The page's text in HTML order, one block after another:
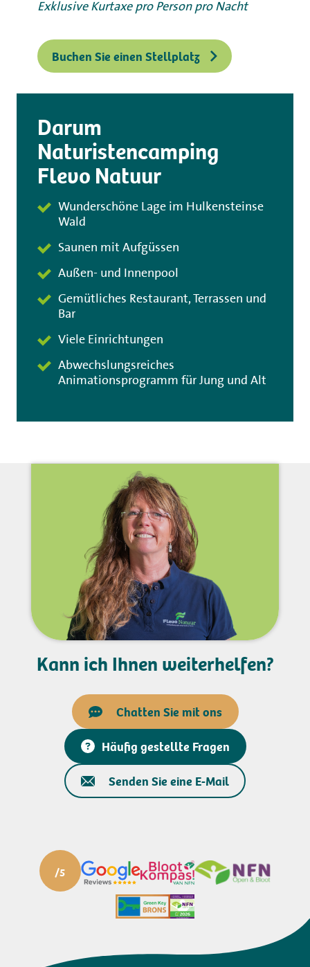
Exklusive Kurtaxe pro Person pro Nacht
Buchen Sie einen Stellplatz
Darum
Naturistencamping
Flevo Natuur
Wunderschöne Lage im Hulkensteinse
Wald
Saunen mit Aufgüssen
Außen- und Innenpool
Gemütliches Restaurant, Terrassen und
Bar
Viele Einrichtungen
Abwechslungsreiches
Animationsprogramm für Jung und Alt
Kann ich Ihnen weiterhelfen?
Chatten Sie mit ons
Häufig gestellte Fragen
Senden Sie eine E-Mail